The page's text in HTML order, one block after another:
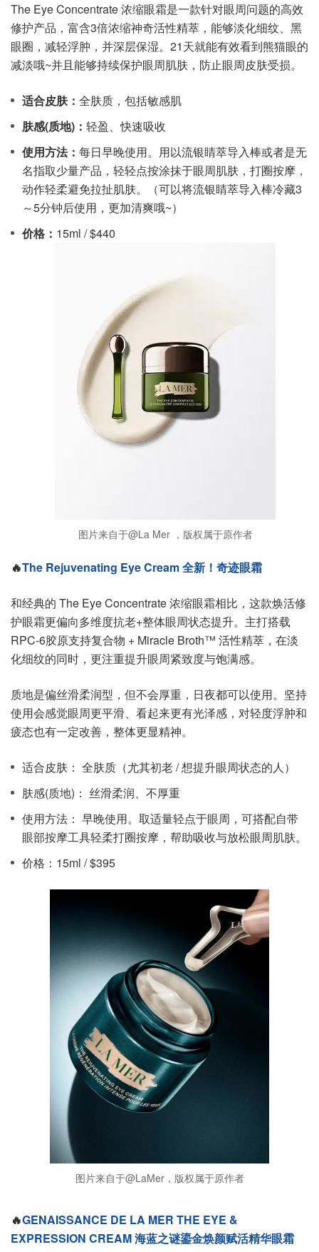
The Eye Concentrate 浓缩眼霜是一款针对眼周问题的高效
修护产品，富含3倍浓缩神奇活性精萃，能够淡化细纹、黑
眼圈，减轻浮肿，并深层保湿。21天就能有效看到熊猫眼的
减淡哦~并且能够持续保护眼周肌肤，防止眼周皮肤受损。
适合皮肤： 全肤质，包括敏感肌
肤感(质地)： 轻盈、快速吸收
使用方法： 每日早晚使用。用以流银睛萃导入棒或者是无
名指取少量产品，轻轻点按涂抹于眼周肌肤，打圈按摩，
动作轻柔避免拉扯肌肤。（可以将流银睛萃导入棒冷藏3
～5分钟后使用，更加清爽哦~）
价格： 15ml / $440
图片来自于@La Mer ，版权属于原作者
🔥The Rejuvenating Eye Cream 全新！奇迹眼霜
和经典的 The Eye Concentrate 浓缩眼霜相比，这款焕活修
护眼霜更偏向多维度抗老+整体眼周状态提升。主打搭载
RPC-6胶原支持复合物 + Miracle Broth™ 活性精萃，在淡
化细纹的同时，更注重提升眼周紧致度与饱满感。
质地是偏丝滑柔润型，但不会厚重，日夜都可以使用。坚持
使用会感觉眼周更平滑、看起来更有光泽感，对轻度浮肿和
疲态也有一定改善，整体更显精神。
适合皮肤： 全肤质（尤其初老 / 想提升眼周状态的人）
肤感(质地)： 丝滑柔润、不厚重
使用方法： 早晚使用。取适量轻点于眼周，可搭配自带
眼部按摩工具轻柔打圈按摩，帮助吸收与放松眼周肌肤。
价格：15ml / $395
图片来自于@LaMer，版权属于原作者
🔥GENAISSANCE DE LA MER THE EYE &
EXPRESSION CREAM 海蓝之谜鎏金焕颜赋活精华眼霜